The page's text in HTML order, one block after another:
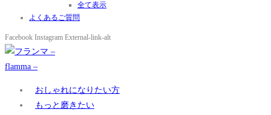
全て表示
よくあるご質問
Facebook Instagram External-link-alt
おしゃれになりたい方
もっと磨きたい